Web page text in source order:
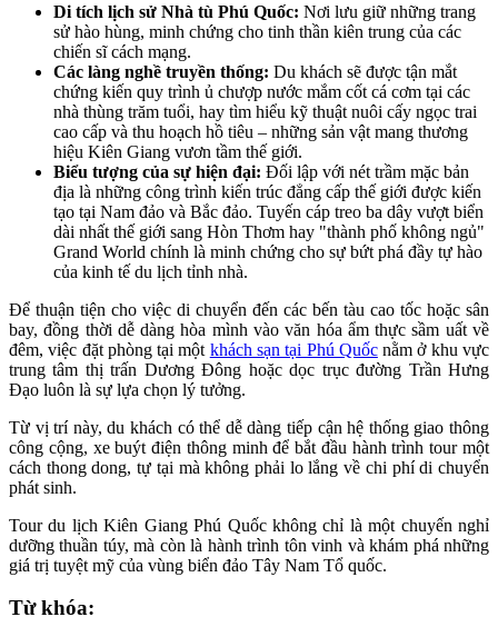
Di tích lịch sử Nhà tù Phú Quốc: Nơi lưu giữ những trang
sử hào hùng, minh chứng cho tinh thần kiên trung của các
chiến sĩ cách mạng.
Các làng nghề truyền thống: Du khách sẽ được tận mắt
chứng kiến quy trình ủ chượp nước mắm cốt cá cơm tại các
nhà thùng trăm tuổi, hay tìm hiểu kỹ thuật nuôi cấy ngọc trai
cao cấp và thu hoạch hồ tiêu – những sản vật mang thương
hiệu Kiên Giang vươn tầm thế giới.
Biểu tượng của sự hiện đại: Đối lập với nét trầm mặc bản
địa là những công trình kiến trúc đẳng cấp thế giới được kiến
tạo tại Nam đảo và Bắc đảo. Tuyến cáp treo ba dây vượt biển
dài nhất thế giới sang Hòn Thơm hay "thành phố không ngủ"
Grand World chính là minh chứng cho sự bứt phá đầy tự hào
của kinh tế du lịch tỉnh nhà.
Để thuận tiện cho việc di chuyển đến các bến tàu cao tốc hoặc sân
bay, đồng thời dễ dàng hòa mình vào văn hóa ẩm thực sầm uất về
đêm, việc đặt phòng tại một khách sạn tại Phú Quốcnằm ở khu vực
trung tâm thị trấn Dương Đông hoặc dọc trục đường Trần Hưng
Đạo luôn là sự lựa chọn lý tưởng.
Từ vị trí này, du khách có thể dễ dàng tiếp cận hệ thống giao thông
công cộng, xe buýt điện thông minh để bắt đầu hành trình tour một
cách thong dong, tự tại mà không phải lo lắng về chi phí di chuyển
phát sinh.
Tour du lịch Kiên Giang Phú Quốc không chỉ là một chuyến nghỉ
dưỡng thuần túy, mà còn là hành trình tôn vinh và khám phá những
giá trị tuyệt mỹ của vùng biển đảo Tây Nam Tổ quốc.
Từ khóa: